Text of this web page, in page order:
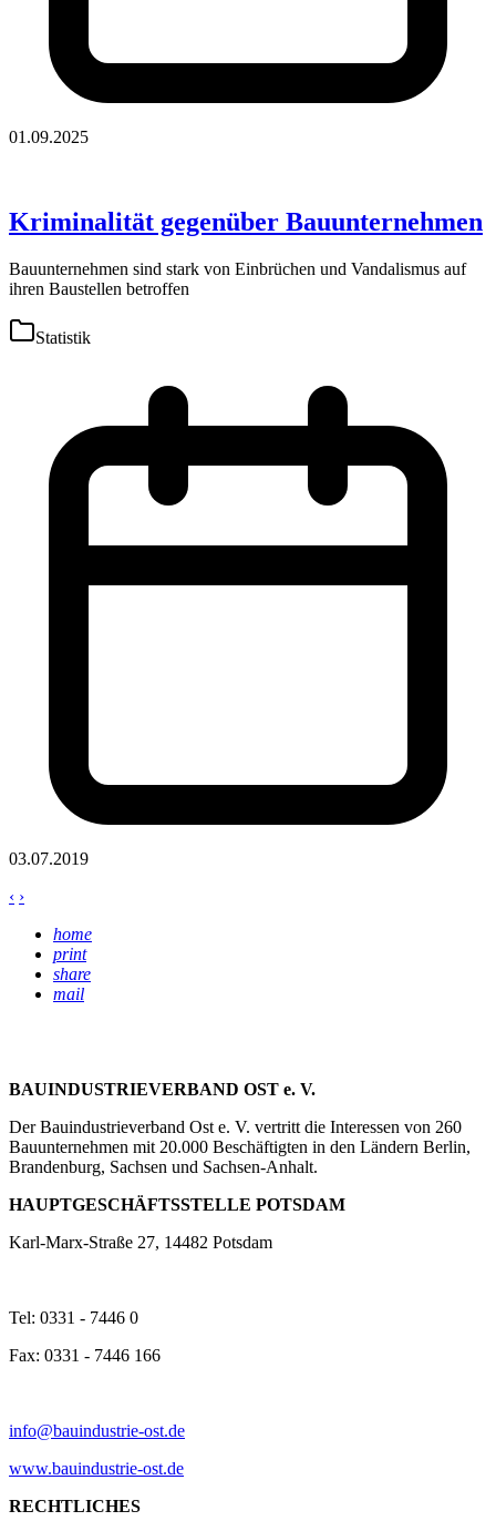
01.09.2025
Kriminalität gegenüber Bauunternehmen
Bauunternehmen sind stark von Einbrüchen und Vandalismus auf
ihren Baustellen betroffen
Statistik
03.07.2019
‹ ›
home
print
share
mail
BAUINDUSTRIEVERBAND OST e. V.
Der Bauindustrieverband Ost e. V. vertritt die Interessen von 260
Bauunternehmen mit 20.000 Beschäftigten in den Ländern Berlin,
Brandenburg, Sachsen und Sachsen-Anhalt.
HAUPTGESCHÄFTSSTELLE POTSDAM
Karl-Marx-Straße 27, 14482 Potsdam
Tel: 0331 - 7446 0
Fax: 0331 - 7446 166
info@bauindustrie-ost.de
www.bauindustrie-ost.de
RECHTLICHES